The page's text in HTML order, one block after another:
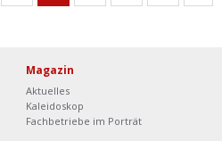
Magazin
Aktuelles
Kaleidoskop
Fachbetriebe im Porträt